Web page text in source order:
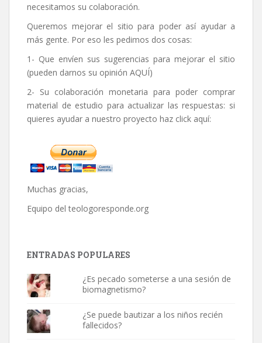
necesitamos su colaboración.
Queremos mejorar el sitio para poder así ayudar a
más gente. Por eso les pedimos dos cosas:
1- Que envíen sus sugerencias para mejorar el sitio
(pueden darnos su opinión AQUÍ)
2- Su colaboración monetaria para poder comprar
material de estudio para actualizar las respuestas: si
quieres ayudar a nuestro proyecto haz click aquí:
Muchas gracias,
Equipo del teologoresponde.org
ENTRADAS POPULARES
¿Es pecado someterse a una sesión de
biomagnetismo?
¿Se puede bautizar a los niños recién
fallecidos?